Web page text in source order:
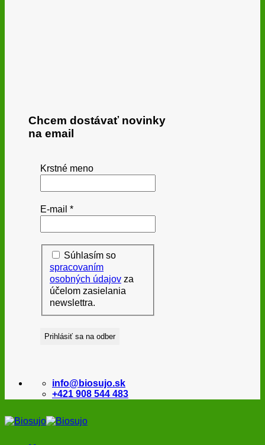
Chcem dostávať novinky
na email
Krstné meno
E-mail *
Súhlasím so
spracovaním
osobných údajov za
účelom zasielania
newslettra.
info@biosujo.sk
+421 908 544 483